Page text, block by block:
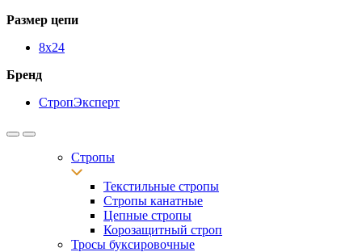
Размер цепи
8х24
Бренд
СтропЭксперт
Стропы
Текстильные стропы
Стропы канатные
Цепные стропы
Корозащитный строп
Тросы буксировочные